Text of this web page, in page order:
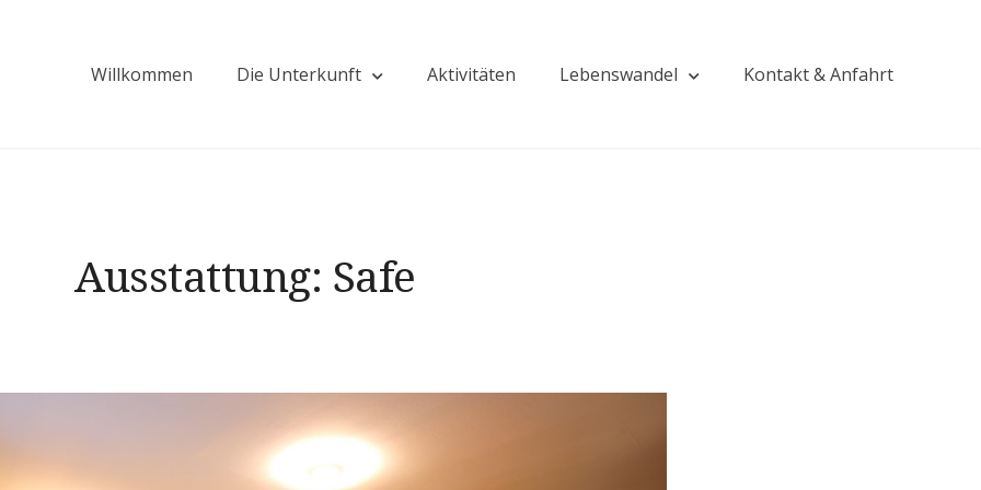
Willkommen Die Unterkunft Aktivitäten Lebenswandel Kontakt & Anfahrt
Ausstattung: Safe